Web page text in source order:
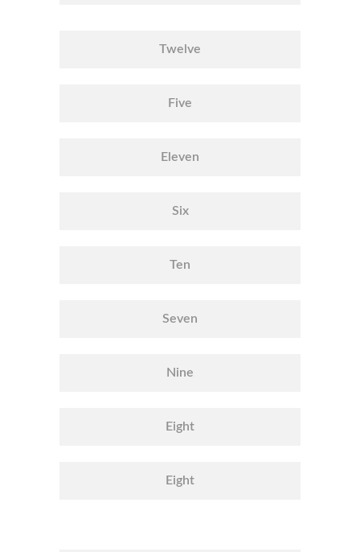
Twelve
Five
Eleven
Six
Ten
Seven
Nine
Eight
Eight